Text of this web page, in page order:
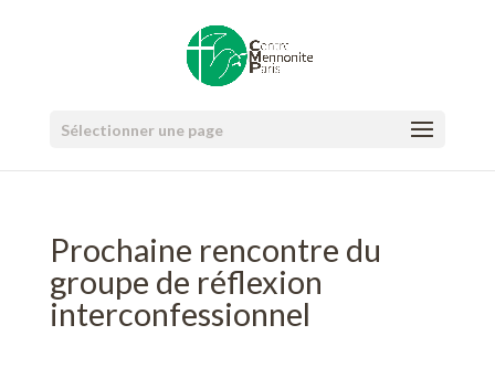
Sélectionner une page
Prochaine rencontre du
groupe de réflexion
interconfessionnel